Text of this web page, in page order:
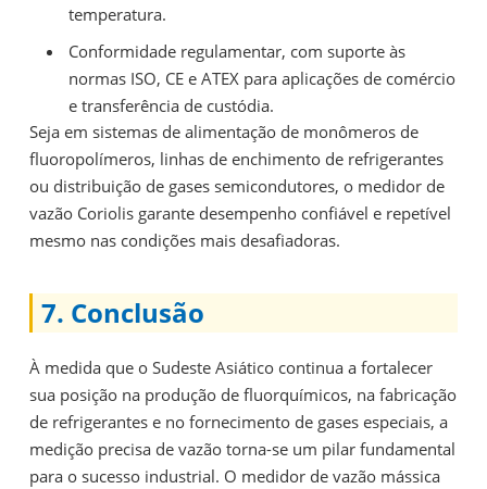
temperatura.
Conformidade regulamentar, com suporte às
normas ISO, CE e ATEX para aplicações de comércio
e transferência de custódia.
Seja em sistemas de alimentação de monômeros de
fluoropolímeros, linhas de enchimento de refrigerantes
ou distribuição de gases semicondutores, o medidor de
vazão Coriolis garante desempenho confiável e repetível
mesmo nas condições mais desafiadoras.
7. Conclusão
À medida que o Sudeste Asiático continua a fortalecer
sua posição na produção de fluorquímicos, na fabricação
de refrigerantes e no fornecimento de gases especiais, a
medição precisa de vazão torna-se um pilar fundamental
para o sucesso industrial. O medidor de vazão mássica